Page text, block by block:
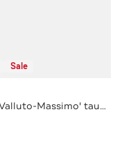
Sale
Loafer 'Valluto-Massimo' taupe